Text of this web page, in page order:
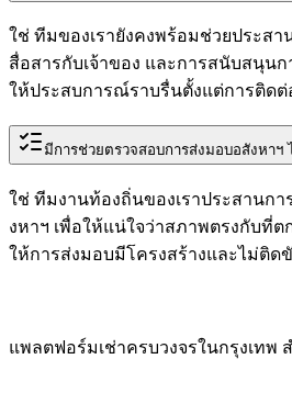
ใช่ ทีมของเรายังคงพร้อมช่วยประสา
สื่อสารกับเจ้าของ และการสนับสนุนก
ให้ประสบการณ์ราบรื่นตั้งแต่การติดต่
มีการช่วยตรวจสอบการส่งมอบอสังหาฯ
ใช่ ทีมงานท้องถิ่นของเราประสานก
งหาฯ เพื่อให้แน่ใจว่าสภาพตรงกับที่ต
ให้การส่งมอบมีโครงสร้างและไม่ติด
แพลตฟอร์มเช่าครบวงจรในกรุงเทพ